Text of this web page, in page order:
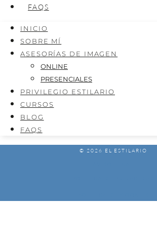
FAQS
INICIO
SOBRE MÍ
ASESORÍAS DE IMAGEN
ONLINE
PRESENCIALES
PRIVILEGIO ESTILARIO
CURSOS
BLOG
FAQS
© 2026 EL ESTILARIO